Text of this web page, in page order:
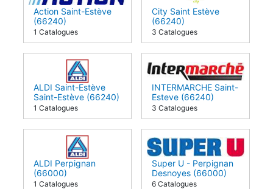
Action Saint-Estève
(66240)
1 Catalogues
City Saint Estève
(66240)
3 Catalogues
ALDI Saint-Estève
Saint-Estève (66240)
1 Catalogues
INTERMARCHE Saint-
Esteve (66240)
3 Catalogues
ALDI Perpignan
(66000)
1 Catalogues
Super U - Perpignan
Desnoyes (66000)
6 Catalogues